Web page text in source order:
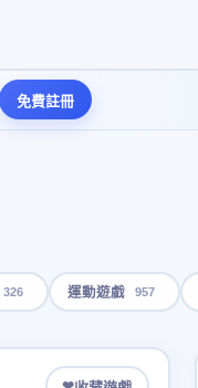
免費註冊
326 運動遊戲 957